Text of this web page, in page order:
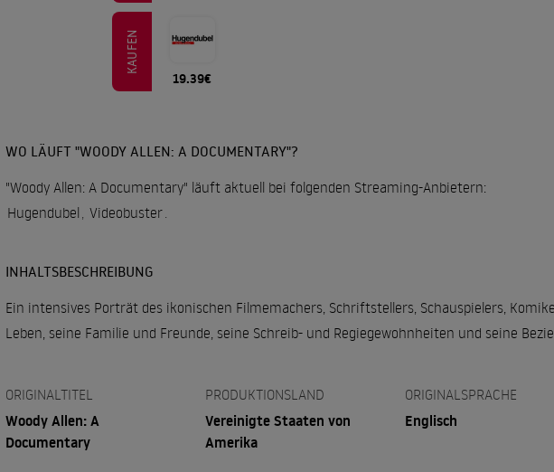
KAUFEN
19.39€
WO LÄUFT "WOODY ALLEN: A DOCUMENTARY"?
"Woody Allen: A Documentary" läuft aktuell bei folgenden Streaming-Anbietern:
Hugendubel , Videobuster.
INHALTSBESCHREIBUNG
Ein intensives Porträt des ikonischen Filmemachers, Schriftstellers, Schauspielers,
Leben, seine Familie und Freunde, seine Schreib- und Regiegewohnheiten und seine
ORIGINALTITEL
Woody Allen: A
Documentary
PRODUKTIONSLAND
Vereinigte Staaten von
Amerika
ORIGINALSPRACHE
Englisch